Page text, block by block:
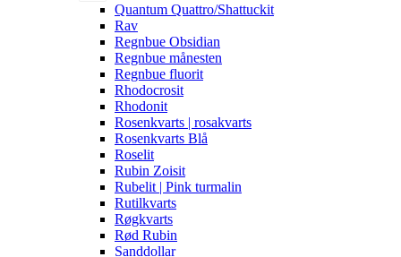
Quantum Quattro/Shattuckit
Rav
Regnbue Obsidian
Regnbue månesten
Regnbue fluorit
Rhodocrosit
Rhodonit
Rosenkvarts | rosakvarts
Rosenkvarts Blå
Roselit
Rubin Zoisit
Rubelit | Pink turmalin
Rutilkvarts
Røgkvarts
Rød Rubin
Sanddollar